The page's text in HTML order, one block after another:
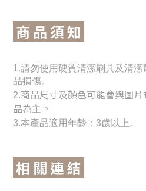
商 品 須 知
1.請勿使用硬質清潔刷具及清
品損傷。
2.商品尺寸及顏色可能會與圖
品為主。
3.本產品適用年齡：3歲以上。
相 關 連 結